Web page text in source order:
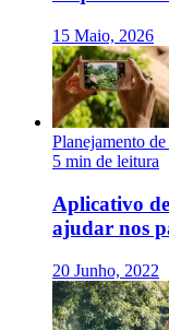
15 Maio, 2026
Planejamento
5 min de leitura
Aplicativo
ajudar nos
20 Junho, 2022